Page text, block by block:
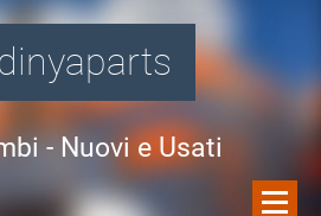
- Nuovi e Usati